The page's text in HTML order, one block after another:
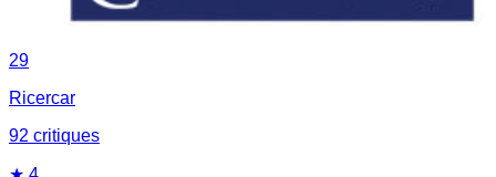
29
Ricercar
92 critiques